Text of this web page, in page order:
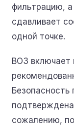
фильтрацию,
сдавливает
одной точке.
ВОЗ включает
сожалению,